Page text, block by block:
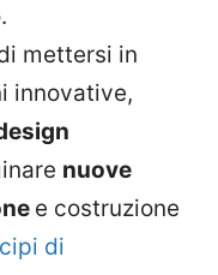
mettersi in
innovative,
nuove
e costruzione
di